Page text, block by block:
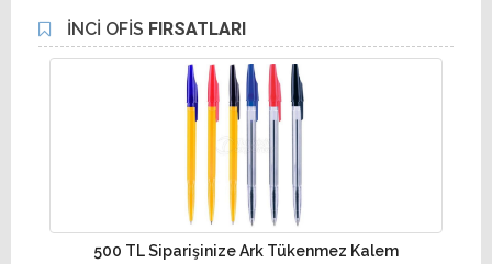
İNCİ OFİS FIRSATLARI
500 TL Siparişinize Ark Tükenmez Kalem